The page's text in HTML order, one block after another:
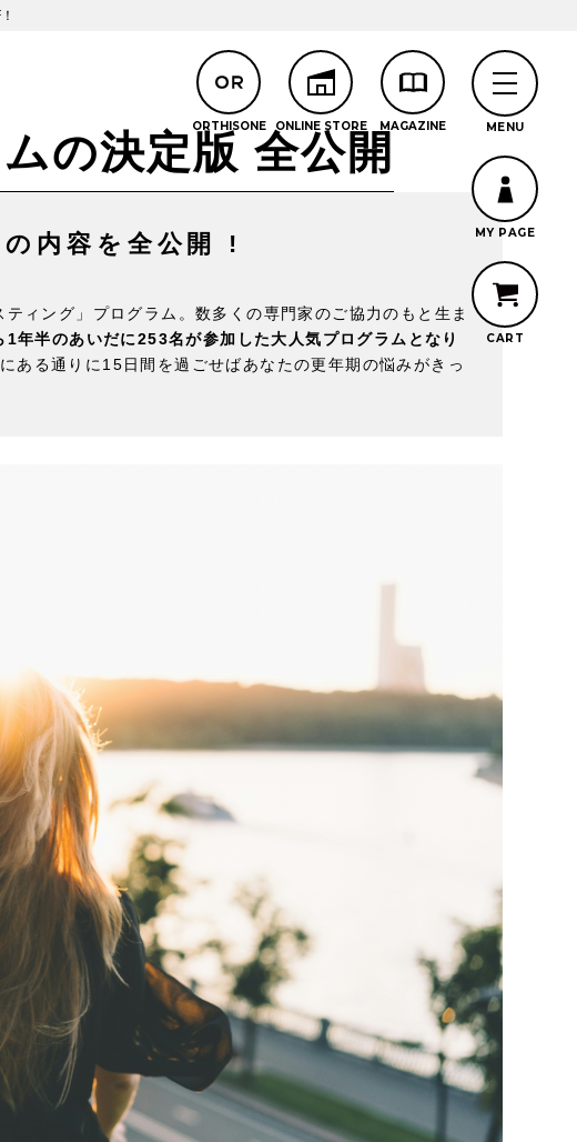
の決定版 全公開
内容を全公開 !
ィング」プログラム。数多くの専門家のご協力のもと生ま
年半のあいだに253名が参加した大人気プログラムとなり
ある通りに15日間を過ごせばあなたの更年期の悩みがきっ